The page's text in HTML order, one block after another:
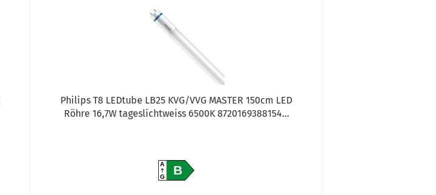
Philips T8 LEDtube LB25 KVG/VVG MASTER 150cm LED
Röhre 16,7W tageslichtweiss 6500K 8720169388154...
A
GB